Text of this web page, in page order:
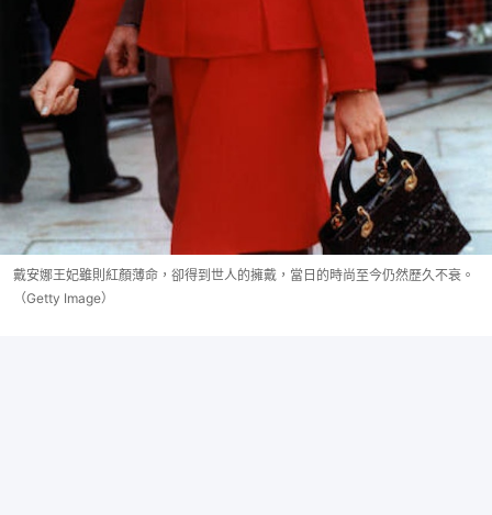
戴安娜王妃雖則紅顏薄命，卻得到世人的擁戴，當日的時尚至今仍然歷久不衰。
（Getty Image）